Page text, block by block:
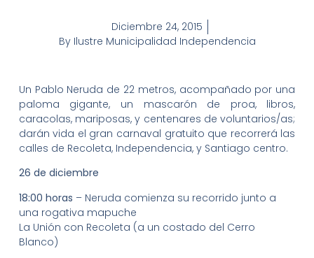
Diciembre 24, 2015
ByIlustre Municipalidad Independencia
Un Pablo Neruda de 22 metros, acompañado por una
paloma gigante, un mascarón de proa, libros,
caracolas, mariposas, y centenares de voluntarios/as;
darán vida el gran carnaval gratuito que recorrerá las
calles de Recoleta, Independencia, y Santiago centro.
26 de diciembre
18:00 horas – Neruda comienza su recorrido junto a
una rogativa mapuche
La Unión con Recoleta (a un costado del Cerro
Blanco)